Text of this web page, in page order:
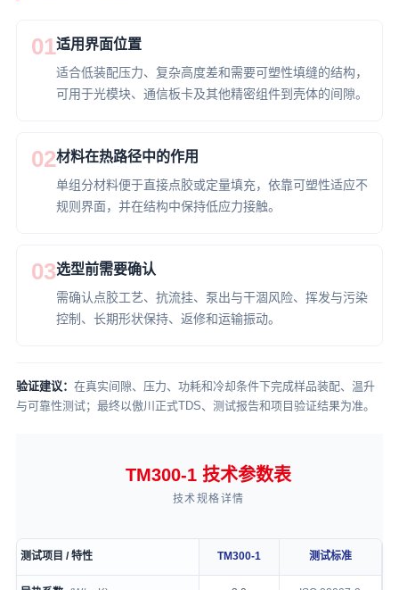
01适用界面位置
适合低装配压力、复杂高度差和需要可塑性填缝的结构，
可用于光模块、通信板卡及其他精密组件到壳体的间隙。
02材料在热路径中的作用
单组分材料便于直接点胶或定量填充，依靠可塑性适应不
规则界面，并在结构中保持低应力接触。
03选型前需要确认
需确认点胶工艺、抗流挂、泵出与干涸风险、挥发与污染
控制、长期形状保持、返修和运输振动。
验证建议： 在真实间隙、压力、功耗和冷却条件下完成样品装配、温升
与可靠性测试；最终以傲川正式TDS、测试报告和项目验证结果为准。
TM300-1 技术参数表
技术规格详情
TM300-1 technical specification table
测试项目 / 特性 TM300-1 测试标准